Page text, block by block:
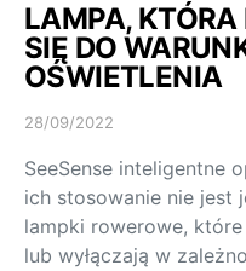
LAMPA,
SIĘ DO
OŚWIETLENIA
28/09/2022
SeeSense inteligentne
ich stosowanie nie jest
lampki rowerowe,
lub wyłączają w